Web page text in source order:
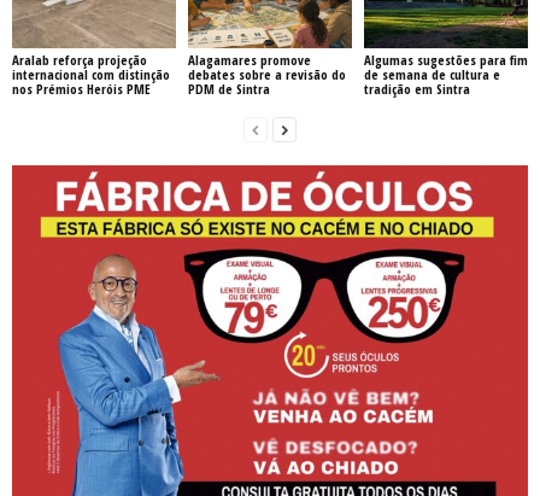
Aralab reforça projeção
internacional com distinção
nos Prémios Heróis PME
Alagamares promove
debates sobre a revisão do
PDM de Sintra
Algumas sugestões para fim
de semana de cultura e
tradição em Sintra